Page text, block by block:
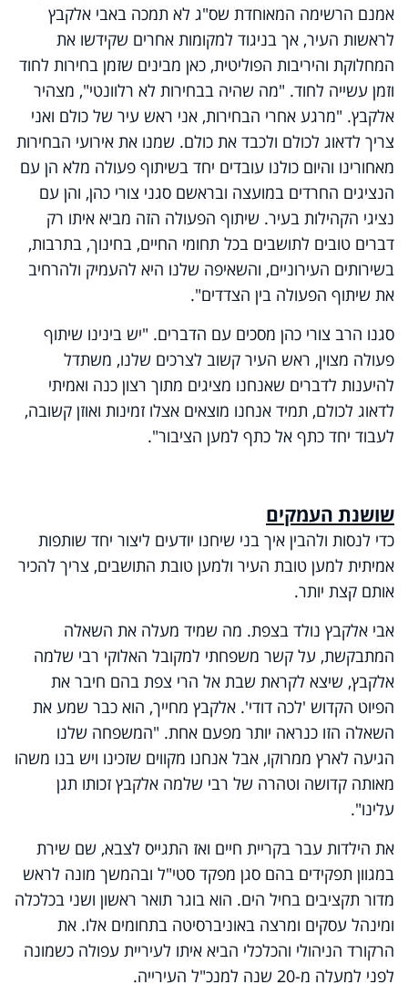
אמנם הרשימה המאוחדת שס"ג לא תמכה באבי אלקבץ
לראשות העיר, אך בניגוד למקומות אחרים שקידשו את
המחלוקת והיריבות הפוליטית, כאן מבינים שזמן בחירות לחוד
וזמן עשייה לחוד. "מה שהיה בבחירות לא רלוונטי", מצהיר
אלקבץ. "מרגע אחרי הבחירות, אני ראש עיר של כולם ואני
צריך לדאוג לכולם ולכבד את כולם. שמנו את אירועי הבחירות
מאחורינו והיום כולנו עובדים יחד בשיתוף פעולה מלא הן עם
הנציגים החרדים במועצה ובראשם סגני צורי כהן, והן עם
נציגי הקהילות בעיר. שיתוף הפעולה הזה מביא איתו רק
דברים טובים לתושבים בכל תחומי החיים, בחינוך, בתרבות,
בשירותים העירוניים, והשאיפה שלנו היא להעמיק ולהרחיב
את שיתוף הפעולה בין הצדדים".
סגנו הרב צורי כהן מסכים עם הדברים. "יש בינינו שיתוף
פעולה מצוין, ראש העיר קשוב לצרכים שלנו, משתדל
להיענות לדברים שאנחנו מציגים מתוך רצון כנה ואמיתי
לדאוג לכולם, תמיד אנחנו מוצאים אצלו זמינות ואוזן קשובה,
לעבוד יחד כתף אל כתף למען הציבור".
שושנת העמקים
כדי לנסות ולהבין איך בני שיחנו יודעים ליצור יחד שותפות
אמיתית למען טובת העיר ולמען טובת התושבים, צריך להכיר
אותם קצת יותר.
אבי אלקבץ נולד בצפת. מה שמיד מעלה את השאלה
המתבקשת, על קשר משפחתי למקובל האלוקי רבי שלמה
אלקבץ, שיצא לקראת שבת אל הרי צפת בהם חיבר את
הפיוט הקדוש 'לכה דודי'. אלקבץ מחייך, הוא כבר שמע את
השאלה הזו כנראה יותר מפעם אחת. "המשפחה שלנו
הגיעה לארץ ממרוקו, אבל אנחנו מקווים שזכינו ויש בנו משהו
מאותה קדושה וטהרה של רבי שלמה אלקבץ זכותו תגן
עלינו".
את הילדות עבר בקריית חיים ואז התגייס לצבא, שם שירת
במגוון תפקידים בהם סגן מפקד סטי"ל ובהמשך מונה לראש
מדור תקציבים בחיל הים. הוא בוגר תואר ראשון ושני בכלכלה
ומינהל עסקים ומרצה באוניברסיטה בתחומים אלו. את
הרקורד הניהולי והכלכלי הביא איתו לעיריית עפולה כשמונה
לפני למעלה מ-20 שנה למנכ"ל העירייה.